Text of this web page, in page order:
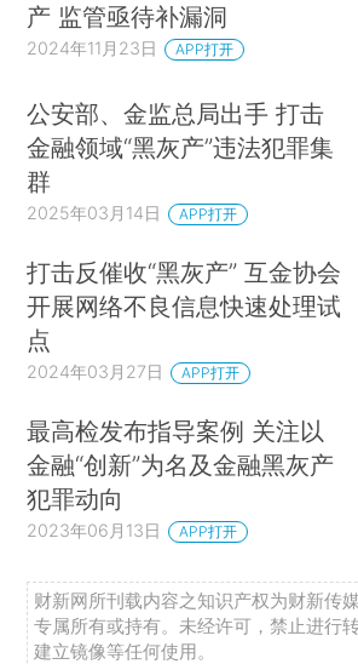
产 监管亟待补漏洞
2024年11月23日 APP打开
公安部、金监总局出手 打击
金融领域“黑灰产”违法犯罪集
群
2025年03月14日 APP打开
打击反催收“黑灰产” 互金协会
开展网络不良信息快速处理试
点
2024年03月27日 APP打开
最高检发布指导案例 关注以
金融“创新”为名及金融黑灰产
犯罪动向
2023年06月13日 APP打开
财新网所刊载内容之知识产权为财新传
专属所有或持有。未经许可，禁止进行
建立镜像等任何使用。